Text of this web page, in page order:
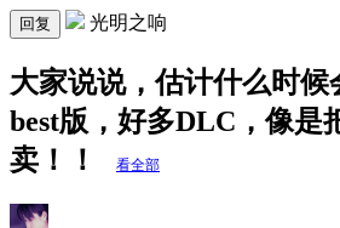
回复 光明之响
大家说说，估计什么时候
best版，好多DLC，像是
卖！！
看全部